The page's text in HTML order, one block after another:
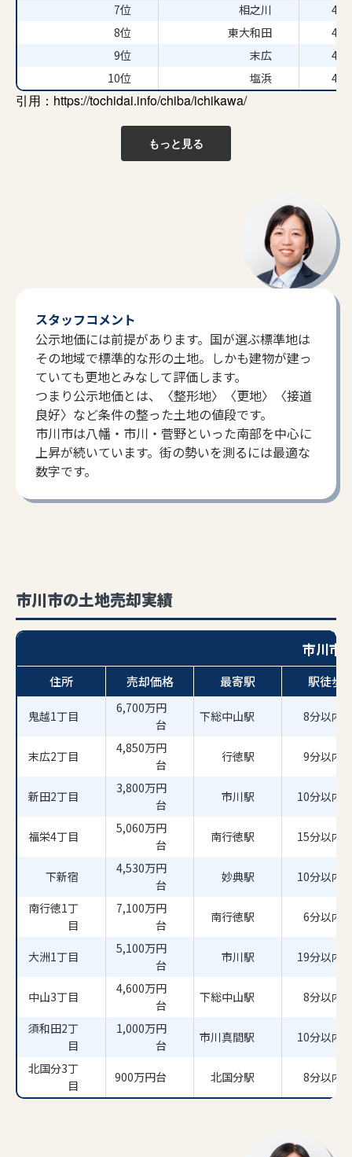
7位
相之川
43
8位
東大和田
42
9位
末広
42
10位
塩浜 40
引用： https://tochidai.info/chiba/ichikawa/
もっと見る
スタッフコメント
公示地価には前提があります。国が選ぶ標準地は
その地域で標準的な形の土地。しかも建物が建っ
ていても更地とみなして評価します。
つまり公示地価とは、〈整形地〉〈更地〉〈接道
良好〉など条件の整った土地の値段です。
市川市は八幡・市川・菅野といった南部を中心に
上昇が続いています。街の勢いを測るには最適な
数字です。
市川市の土地売却実績
市川市
住所 売却価格 最寄駅 駅徒歩
鬼越1丁目
6,700万円
台
下総中山駅 8分以内
末広2丁目
4,850万円
台
行徳駅 9分以内
新田2丁目
3,800万円
台
市川駅 10分以内
福栄4丁目
5,060万円
台
南行徳駅 15分以内
下新宿
4,530万円
台
妙典駅
10分以内
南行徳1丁
目
7,100万円
台
南行徳駅 6分以内
大洲1丁目
5,100万円
台
市川駅 19分以内
中山3丁目
4,600万円
台
下総中山駅
8分以内
須和田2丁
目
1,000万円
台
市川真間駅
10分以内
北国分3丁
目
900万円台 北国分駅 8分以内